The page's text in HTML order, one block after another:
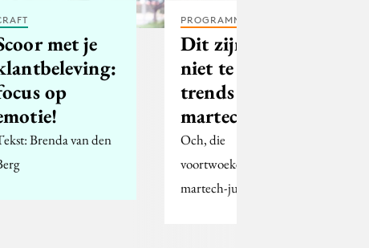
met je
op
Brenda van den
PROGRAMMATIC
Dit zijn enkele
niet te missen
trends in
martech
Och, die
voortwoekerende
martech-jungle toch.